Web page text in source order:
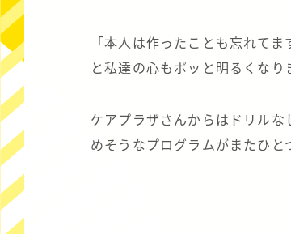
「本人は作ったことも忘れて
と私達の心もポッと明るくなり
ケアプラザさんからはドリル
めそうなプログラムがまたひと